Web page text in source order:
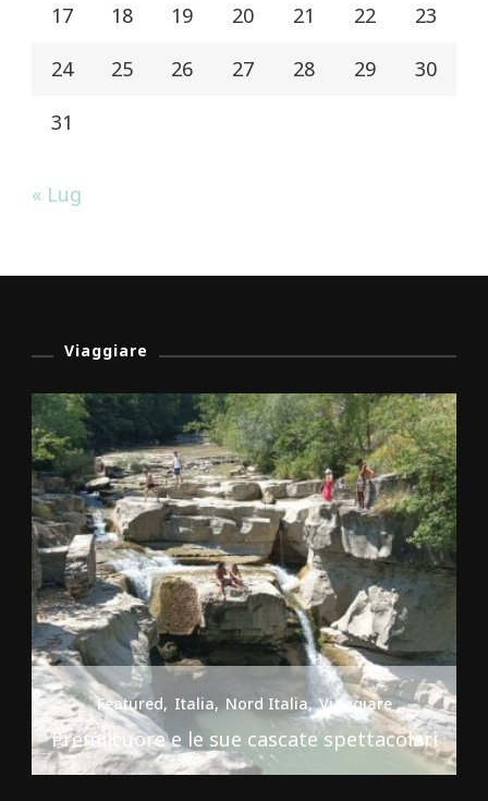
17 18 19 20 21 22 23
24 25 26 27 28 29 30
31
« Lug
Viaggiare
Featured Italia Nord Italia Viaggiare
Premilcuore e le sue cascate spettacolari